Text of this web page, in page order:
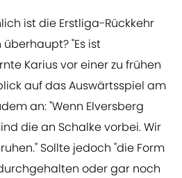
ist die Erstliga-Rückkehr
"Es ist
Karius vor einer zu frühen
auf das Auswärtsspiel am
an: "Wenn Elversberg
die an Schalke vorbei. Wir
Sollte jedoch "die Form
oder gar noch